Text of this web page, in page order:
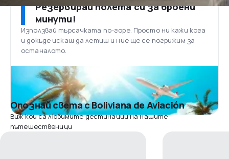
Резервирай полета си за броени
минути!
Използвай търсачката по-горе. Просто ни кажи кога
и докъде искаш да летиш и ние ще се погрижим за
останалото.
Опознай света с Boliviana de Aviación
Виж кои са любимите дестинации на нашите
пътешественици